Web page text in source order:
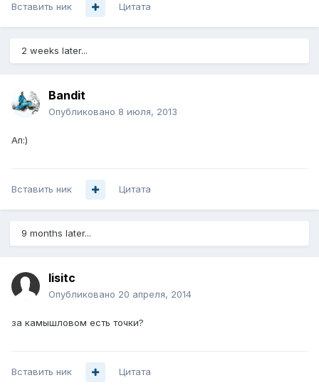
Вставить ник Цитата
2 weeks later...
Bandit
Опубликовано 8 июля, 2013
Ап:)
Вставить ник Цитата
9 months later...
lisitc
Опубликовано 20 апреля, 2014
за камышловом есть точки?
Вставить ник Цитата